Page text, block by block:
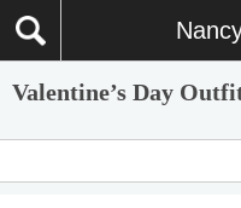
Valentine’s Day